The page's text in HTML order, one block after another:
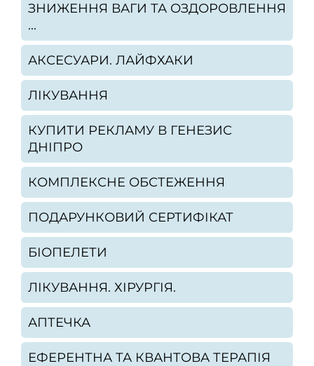
ЗНИЖЕННЯ ВАГИ ТА ОЗДОРОВЛЕННЯ
...
АКСЕСУАРИ. ЛАЙФХАКИ
ЛІКУВАННЯ
КУПИТИ РЕКЛАМУ В ГЕНЕЗИС
ДНІПРО
КОМПЛЕКСНЕ ОБСТЕЖЕННЯ
ПОДАРУНКОВИЙ СЕРТИФІКАТ
БІОПЕЛЕТИ
ЛІКУВАННЯ. ХІРУРГІЯ.
АПТЕЧКА
ЕФЕРЕНТНА ТА КВАНТОВА ТЕРАПІЯ